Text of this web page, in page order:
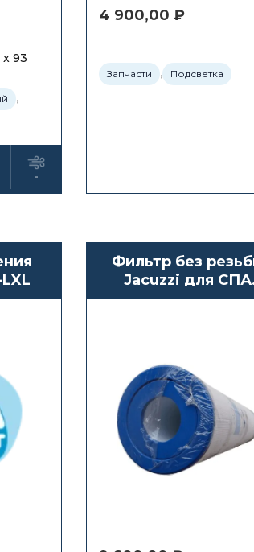
93
,
-
4 900,00 ₽
Запчасти , Подсветка
Фильтр без
Jacuzzi для СПА
бассейна Profile